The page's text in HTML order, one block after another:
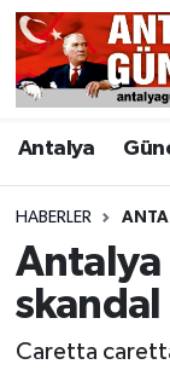
Antalya
HABERLER
Antalya
skandal
Caretta
Antalya
Asayiş
Bilim &
Bölge
Antalya
Antalya
Antalya
Antalya
Süper Lig